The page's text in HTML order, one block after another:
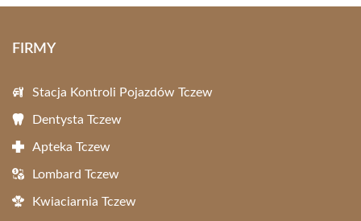
FIRMY
Stacja Kontroli Pojazdów Tczew
Dentysta Tczew
Apteka Tczew
Lombard Tczew
Kwiaciarnia Tczew